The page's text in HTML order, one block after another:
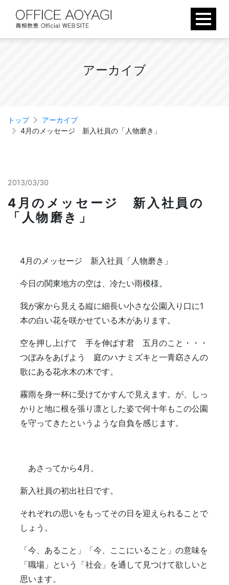
content
アーカ イ ブ
トップ
アーカイブ
4月のメッセージ 新入社員の「人物磨き」
2013/03/30
4月のメッセージ 新入社員の
「人物磨き」
4月のメッセージ 新入社員「人物磨き」
今日の関東地方の空は、冷たい雨模様。
我が家から見える縦に細長い小さな公園入り口に1
本の白い花を咲かせている木があります。
空を押し上げて 手を伸ばす君 五月のこと・・・
つぼみをあげよう 庭のハナミズキと一青窈さんの
歌にある花水木の木です。
霧雨を身一杯に受けてかすんで見えます。が、しっ
かりと地に根を張り凛とした姿で何十年もこの公園
を守ってきたというような自負を感じます。
あさってから4月。
新入社員の初出社日です。
それぞれの思いをもってその日を迎えられることで
しょう。
「今、あること」「今、ここにいること」の意味を
「職場」という「社会」を通して見つけて欲しいと
思います。